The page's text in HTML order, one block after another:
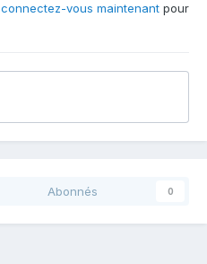
connectez-vous maintenant pour
Abonnés 0